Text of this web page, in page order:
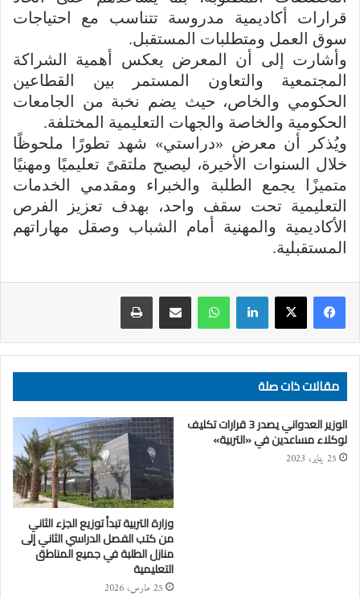
قرارات أكاديمية مدروسة تتناسب مع احتياجات
سوق العمل ومتطلبات المستقبل.
وأشارت إلى أن المعرض يعكس أهمية الشراكة
المجتمعية والتعاون المستمر بين القطاعين
الحكومي والخاص، حيث يضم نخبة من الجامعات
الحكومية والخاصة والجهات التعليمية المختلفة.
ويُذكر أن معرض «دراستي» شهد تطورًا ملحوظًا
خلال السنوات الأخيرة، ليصبح ملتقىً تعليميًا ومهنيًا
متميزًا يجمع الطلبة والخبراء ومقدمي الخدمات
التعليمية تحت سقف واحد، بهدف تعزيز الفرص
الأكاديمية والمهنية أمام الشباب وصقل مهاراتهم
المستقبلية.
لينكدإن واتساب مشاركة عبر البريد طباعة
مقالات ذات صلة
الوزير العدواني يصدر 3 قرارات تكليف
لوكلاء مساعدين في «التربية»
25 يناير، 2023
وزارة التربية تبدأ توزيع الجزء الثاني
من كتب الفصل الدراسي الثاني إلى
منازل الطلبة في جميع المناطق
التعليمية
25 مارس، 2026